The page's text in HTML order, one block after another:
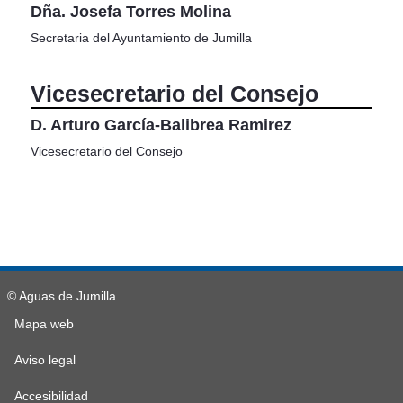
Dña. Josefa Torres Molina
Secretaria del Ayuntamiento de Jumilla
Vicesecretario del Consejo
D. Arturo García-Balibrea Ramirez
Vicesecretario del Consejo
© Aguas de Jumilla
Mapa web
Aviso legal
Accesibilidad